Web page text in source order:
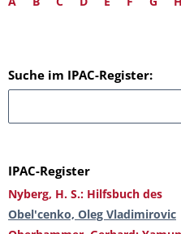
Suche im IPAC-Register:
IPAC-Register
Nyberg, H. S.: Hilfsbuch des
Obel'cenko, Oleg Vladimirovic